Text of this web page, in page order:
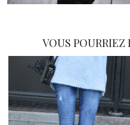
VOUS POURRIEZ